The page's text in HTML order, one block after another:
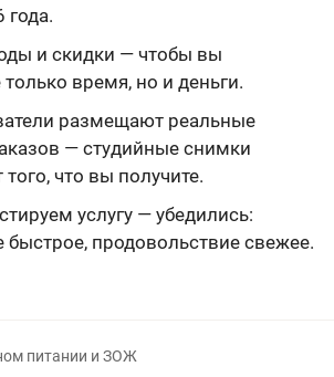
года.
и скидки — чтобы вы
время, но и деньги.
размещают реальные
— студийные снимки
что вы получите.
услугу — убедились:
быстрое, продовольствие свежее.
питании и ЗОЖ